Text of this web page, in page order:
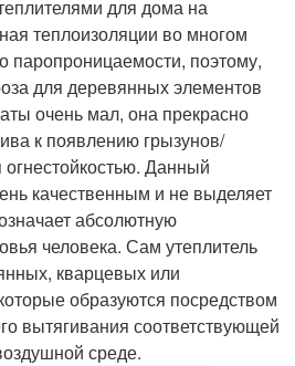
для дома на
теплоизоляции во многом
паропроницаемости, поэтому,
для деревянных элементов
очень мал, она прекрасно
к появлению грызунов/
Данный
качественным и не выделяет
абсолютную
человека. Сам утеплитель
кварцевых или
образуются посредством
вытягивания соответствующей
среде.